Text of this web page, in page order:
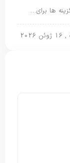
ها برای…